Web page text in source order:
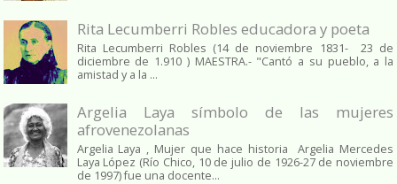
Rita Lecumberri Robles educadora y poeta
Rita Lecumberri Robles (14 de noviembre 1831- 23 de
diciembre de 1.910 ) MAESTRA.- "Cantó a su pueblo, a la
amistad y a la ...
Argelia Laya símbolo de las mujeres
afrovenezolanas
Argelia Laya , Mujer que hace historia Argelia Mercedes
Laya López (Río Chico, 10 de julio de 1926-27 de noviembre
de 1997) fue una docente...